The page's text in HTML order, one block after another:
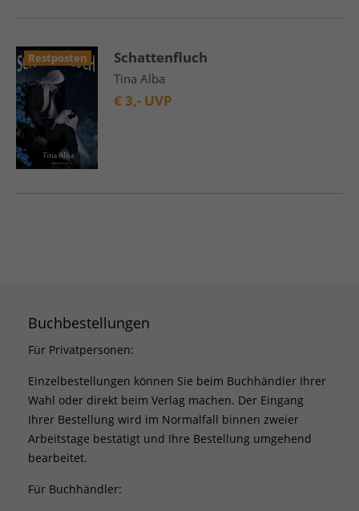
Restposten Schattenfluch
Tina Alba
€ 3,- UVP
Buchbestellungen
Für Privatpersonen:
Einzelbestellungen können Sie beim Buchhändler Ihrer
Wahl oder direkt beim Verlag machen. Der Eingang
Ihrer Bestellung wird im Normalfall binnen zweier
Arbeitstage bestätigt und Ihre Bestellung umgehend
bearbeitet.
Für Buchhändler: